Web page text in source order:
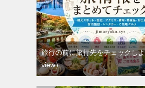
旅行の前に旅行先をチェックし
view）